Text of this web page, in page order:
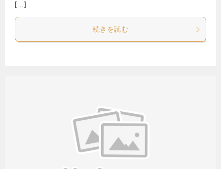
[…]
続きを読む